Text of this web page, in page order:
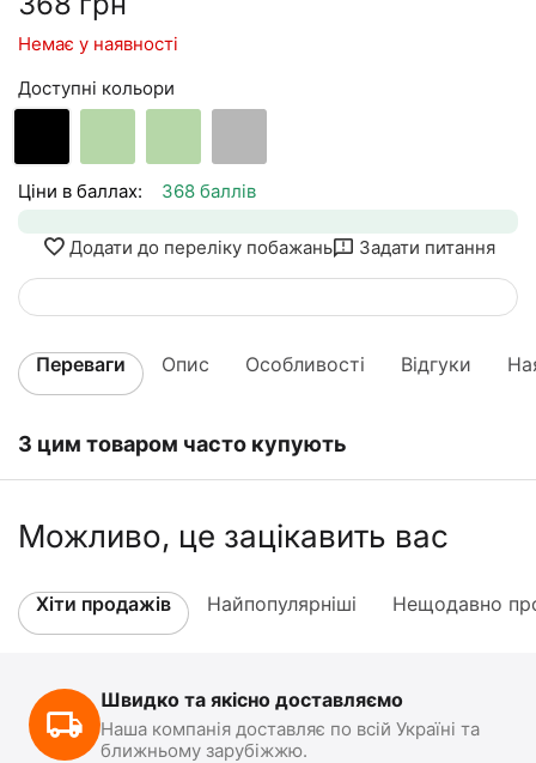
Немає у наявності
Доступні кольори
Ціни в баллах: 368 баллів
Додати до переліку побажань Задати питання
Переваги Опис Особливості Відгуки
З цим товаром часто купують
Можливо, це зацікавить вас
Хіти продажів Найпопулярніші Нещодавно
Швидко та якісно доставляємо
Наша компанія доставляє по всій Україні та
ближньому зарубіжжю.